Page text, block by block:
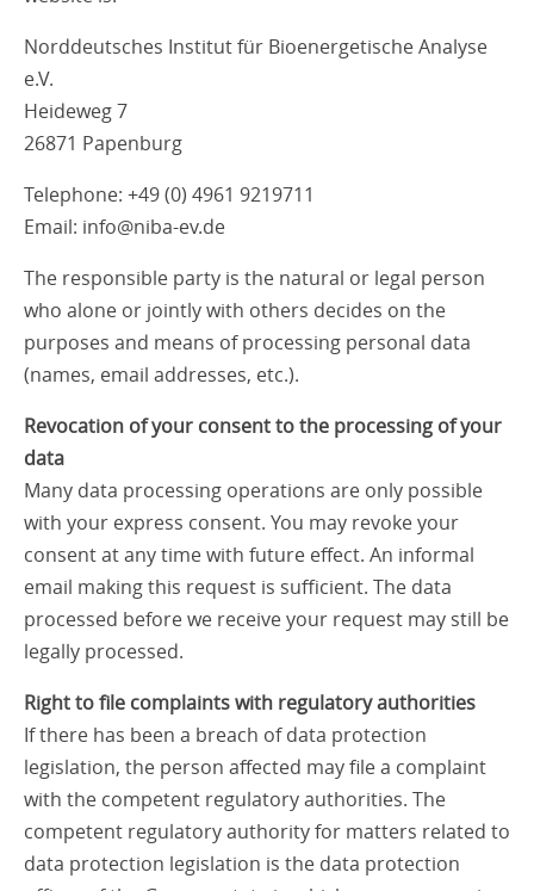
Norddeutsches Institut für Bioenergetische Analyse
e.V.
Heideweg 7
26871 Papenburg
Telephone: +49 (0) 4961 9219711
Email: info@niba-ev.de
The responsible party is the natural or legal person
who alone or jointly with others decides on the
purposes and means of processing personal data
(names, email addresses, etc.).
Revocation of your consent to the processing of your
data
Many data processing operations are only possible
with your express consent. You may revoke your
consent at any time with future effect. An informal
email making this request is sufficient. The data
processed before we receive your request may still be
legally processed.
Right to file complaints with regulatory authorities
If there has been a breach of data protection
legislation, the person affected may file a complaint
with the competent regulatory authorities. The
competent regulatory authority for matters related to
data protection legislation is the data protection